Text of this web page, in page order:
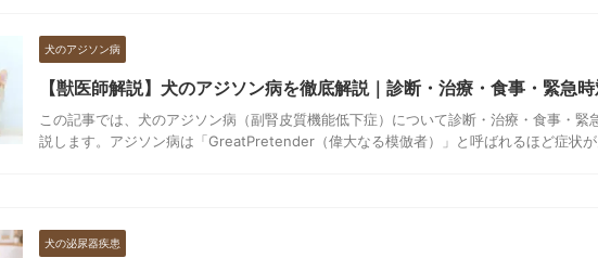
犬のアジソン病
【獣医師解説】犬のアジソン病を徹底解説｜診断・治療・食事・緊急
この記事では、犬のアジソン病（副腎皮質機能低下症）について診断・治療・食事・緊
説します。アジソン病は「GreatPretender（偉大なる模倣者）」と呼ばれるほど症状
犬の泌尿器疾患